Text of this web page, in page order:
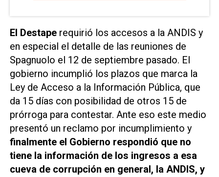
El Destape requirió los accesos a la ANDIS y
en especial el detalle de las reuniones de
Spagnuolo el 12 de septiembre pasado. El
gobierno incumplió los plazos que marca la
Ley de Acceso a la Información Pública, que
da 15 días con posibilidad de otros 15 de
prórroga para contestar. Ante eso este medio
presentó un reclamo por incumplimiento y
finalmente el Gobierno respondió que no
tiene la información de los ingresos a esa
cueva de corrupción en general, la ANDIS, y